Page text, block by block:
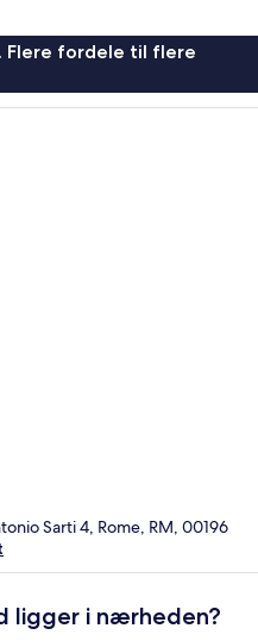
fordele til flere
Sarti 4, Rome, RM, 00196
ligger i nærheden?